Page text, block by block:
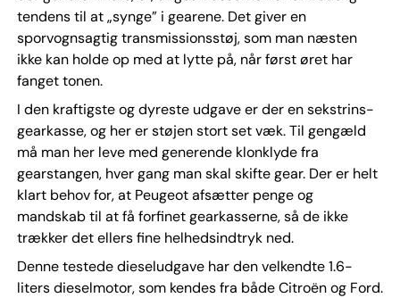
tendens til at „synge” i gearene. Det giver en
sporvognsagtig transmissionsstøj, som man næsten
ikke kan holde op med at lytte på, når først øret har
fanget tonen.
I den kraftigste og dyreste udgave er der en sekstrins-
gearkasse, og her er støjen stort set væk. Til gengæld
må man her leve med generende klonklyde fra
gearstangen, hver gang man skal skifte gear. Der er helt
klart behov for, at Peugeot afsætter penge og
mandskab til at få forfinet gearkasserne, så de ikke
trækker det ellers fine helhedsindtryk ned.
Denne testede dieseludgave har den velkendte 1.6-
liters dieselmotor, som kendes fra både Citroën og Ford.